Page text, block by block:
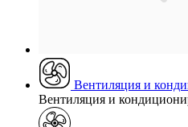
Вентиляция и
Вентиляция и